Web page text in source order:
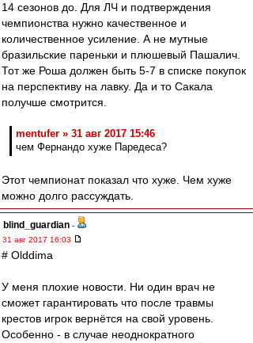
14 сезонов до. Для ЛЧ и подтверждения
чемпионства нужно качественное и
количественное усиление. А не мутные
бразильские пареньки и плюшевый Пашалич.
Тот же Роша должен быть 5-7 в списке покупок
на перспективу на лавку. Да и то Сакала
получше смотрится.
mentufer » 31 авг 2017 15:46
чем Фернандо хуже Паредеса?
Этот чемпионат показал что хуже. Чем хуже
можно долго рассуждать.
blind_guardian -
31 авг 2017 16:03
# Olddima
У меня плохие новости. Ни один врач не
сможет гарантировать что после травмы
крестов игрок вернётся на свой уровень.
Особенно - в случае неоднократного